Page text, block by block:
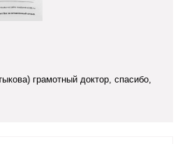
грамотный доктор, спасибо,